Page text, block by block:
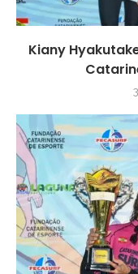
Kiany